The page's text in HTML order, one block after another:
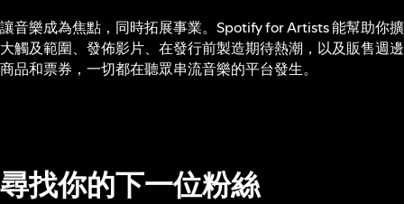
讓音樂成為焦點，同時拓展事業。Spotify for Artists 能幫助你擴
大觸及範圍、發佈影片、在發行前製造期待熱潮，以及販售週邊
商品和票券，一切都在聽眾串流音樂的平台發生。
尋找你的下一位粉絲